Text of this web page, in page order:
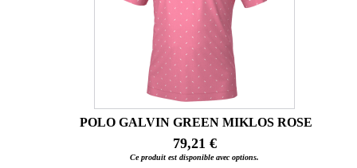
POLO GALVIN GREEN MIKLOS ROSE
79,21 €
Ce produit est disponible avec options.